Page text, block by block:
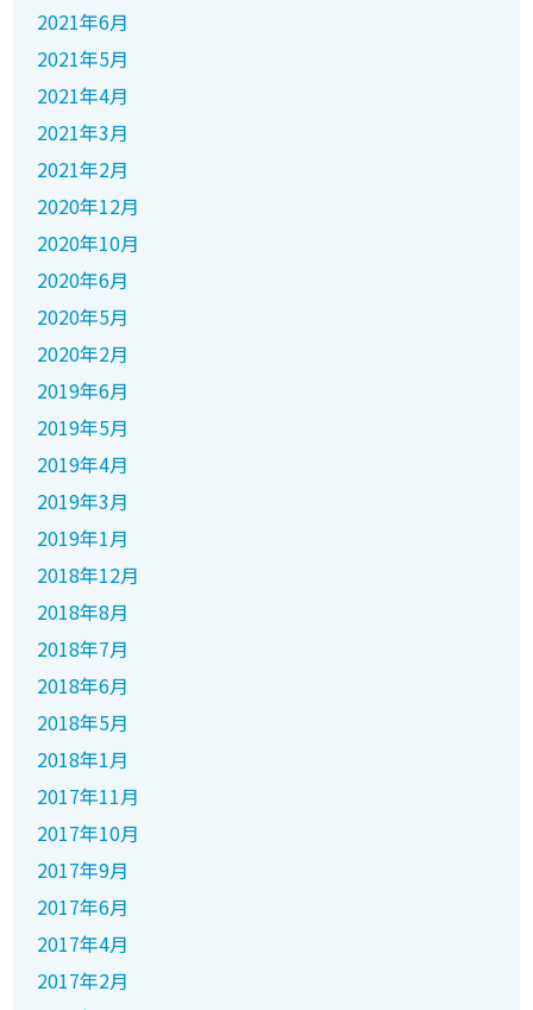
2021年6月
2021年5月
2021年4月
2021年3月
2021年2月
2020年12月
2020年10月
2020年6月
2020年5月
2020年2月
2019年6月
2019年5月
2019年4月
2019年3月
2019年1月
2018年12月
2018年8月
2018年7月
2018年6月
2018年5月
2018年1月
2017年11月
2017年10月
2017年9月
2017年6月
2017年4月
2017年2月